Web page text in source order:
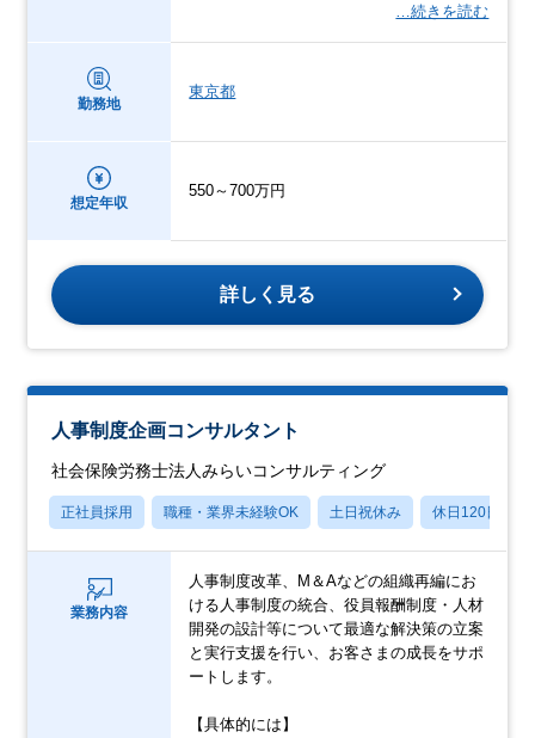
…続きを読む
勤務地
東京都
想定年収
550～700万円
詳しく見る
人事制度企画コンサルタント
社会保険労務士法人みらいコンサルティング
正社員採用 職種・業界未経験OK 土日祝休み 休日120日以上
業務内容
人事制度改革、M＆Aなどの組織再編にお
ける人事制度の統合、役員報酬制度・人材
開発の設計等について最適な解決策の立案
と実行支援を行い、お客さまの成長をサポ
ートします。
【具体的には】